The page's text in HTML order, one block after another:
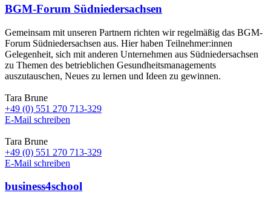
BGM-Forum Südniedersachsen
Gemeinsam mit unseren Partnern richten wir regelmäßig das BGM-
Forum Südniedersachsen aus. Hier haben Teilnehmer:innen
Gelegenheit, sich mit anderen Unternehmen aus Südniedersachsen
zu Themen des betrieblichen Gesundheitsmanagements
auszutauschen, Neues zu lernen und Ideen zu gewinnen.
Tara Brune
+49 (0) 551 270 713-329
E-Mail schreiben
Tara Brune
+49 (0) 551 270 713-329
E-Mail schreiben
business4school